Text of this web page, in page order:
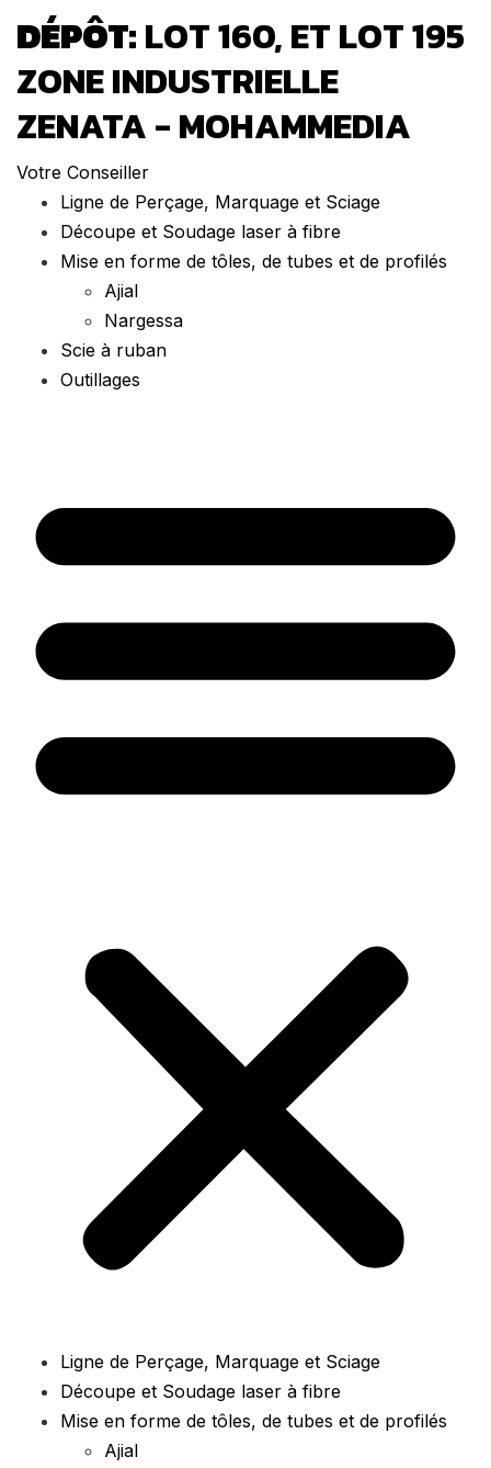
DÉPÔT:LOT 160, ET LOT 195
ZONE INDUSTRIELLE
ZENATA - MOHAMMEDIA
Votre Conseiller
Ligne de Perçage, Marquage et Sciage
Découpe et Soudage laser à fibre
Mise en forme de tôles, de tubes et de profilés
Ajial
Nargessa
Scie à ruban
Outillages
Ligne de Perçage, Marquage et Sciage
Découpe et Soudage laser à fibre
Mise en forme de tôles, de tubes et de profilés
Ajial